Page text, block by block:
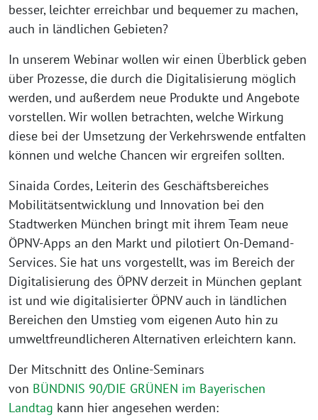
besser, leichter erreichbar und bequemer zu machen,
auch in ländlichen Gebieten?
In unserem Webinar wollen wir einen Überblick geben
über Prozesse, die durch die Digitalisierung möglich
werden, und außerdem neue Produkte und Angebote
vorstellen. Wir wollen betrachten, welche Wirkung
diese bei der Umsetzung der Verkehrswende entfalten
können und welche Chancen wir ergreifen sollten.
Sinaida Cordes, Leiterin des Geschäftsbereiches
Mobilitätsentwicklung und Innovation bei den
Stadtwerken München bringt mit ihrem Team neue
ÖPNV-Apps an den Markt und pilotiert On-Demand-
Services. Sie hat uns vorgestellt, was im Bereich der
Digitalisierung des ÖPNV derzeit in München geplant
ist und wie digitalisierter ÖPNV auch in ländlichen
Bereichen den Umstieg vom eigenen Auto hin zu
umweltfreundlicheren Alternativen erleichtern kann.
Der Mitschnitt des Online-Seminars
von BÜNDNIS 90/DIE GRÜNEN im Bayerischen
Landtag kann hier angesehen werden: